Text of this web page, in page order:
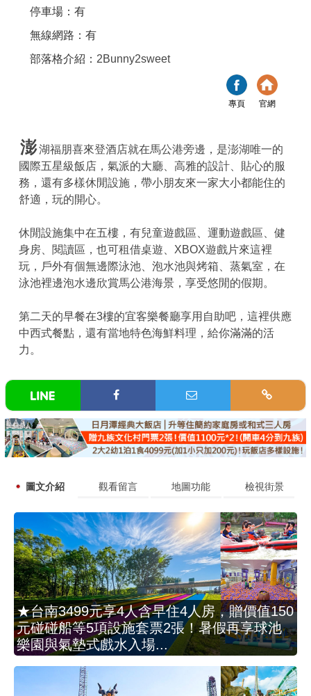
停車場：有
無線網路：有
部落格介紹： 2Bunny2sweet
專頁 官網
澎湖福朋喜來登酒店就在馬公港旁邊，是澎湖唯一的
國際五星級飯店，氣派的大廳、高雅的設計、貼心的服
務，還有多樣休閒設施，帶小朋友來一家大小都能住的
舒適，玩的開心。
休閒設施集中在五樓，有兒童遊戲區、運動遊戲區、健
身房、閱讀區，也可租借桌遊、XBOX遊戲片來這裡
玩，戶外有個無邊際泳池、泡水池與烤箱、蒸氣室，在
泳池裡邊泡水邊欣賞馬公港海景，享受悠閒的假期。
第二天的早餐在3樓的宜客樂餐廳享用自助吧，這裡供應
中西式餐點，還有當地特色海鮮料理，給你滿滿的活
力。
圖文介紹 觀看留言 地圖功能 檢視街景
★台南3499元享4人含早住4人房，贈價值150
元碰碰船等5項設施套票2張！暑假再享球池
樂園與氣墊式戲水入場...